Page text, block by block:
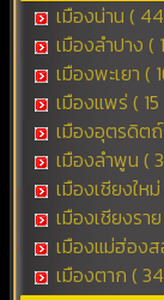
เมืองน่าน (
เมืองลำปาง (
เมืองพะเยา (
เมืองแพร่ ( 15
เมืองอุตรดิต
เมืองลำพูน (
เมืองเชียงให
เมืองเชียงรา
เมืองแม่ฮ่องส
เมืองตาก (